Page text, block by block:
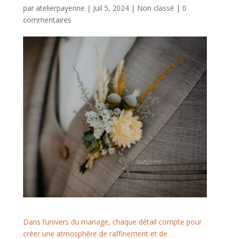
par atelierpayenne | Juil 5, 2024| Non classé | 0
commentaires
Dans l’univers du mariage, chaque détail compte pour
créer une atmosphère de raffinement et de